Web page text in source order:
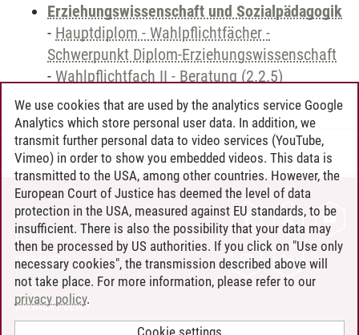
Erziehungswissenschaft und Sozialpädagogik
- Hauptdiplom - Wahlpflichtfächer -
Schwerpunkt Diplom-Erziehungswissenschaft
- Wahlpflichtfach II - Beratung (2.2.5)
Andreea Tribel 30.06.2024
CONTACT
LEUPHANA AS EMPLOYER
INTRANET
SITE NOTICE
PRIVACY POLICY
We use cookies that are used by the analytics service Google
Analytics which store personal user data. In addition, we
transmit further personal data to video services (YouTube,
Vimeo) in order to show you embedded videos. This data is
transmitted to the USA, among other countries. However, the
European Court of Justice has deemed the level of data
protection in the USA, measured against EU standards, to be
insufficient. There is also the possibility that your data may
then be processed by US authorities. If you click on "Use only
necessary cookies", the transmission described above will
not take place. For more information, please refer to our
privacy policy.
Cookie settings